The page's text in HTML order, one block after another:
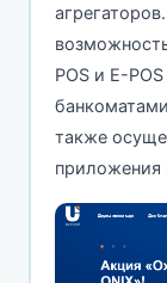
POS и E-
также
приложения